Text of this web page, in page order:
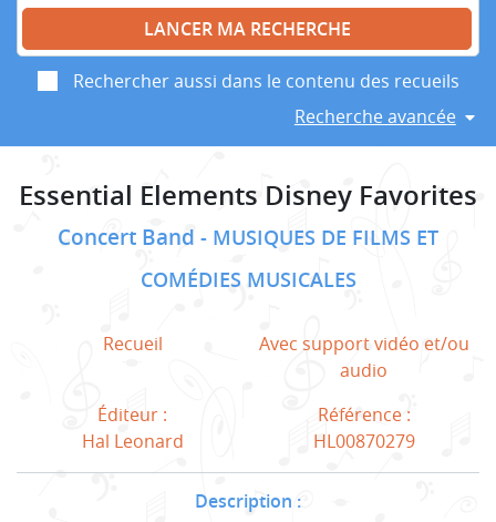
Rechercher aussi dans le contenu des recueils
Recherche avancée
Essential Elements Disney Favorites
Concert Band
MUSIQUES DE FILMS ET
COMÉDIES MUSICALES
Recueil
Avec support vidéo et/ou
audio
Éditeur :
Hal Leonard
Référence :
HL00870279
Description :